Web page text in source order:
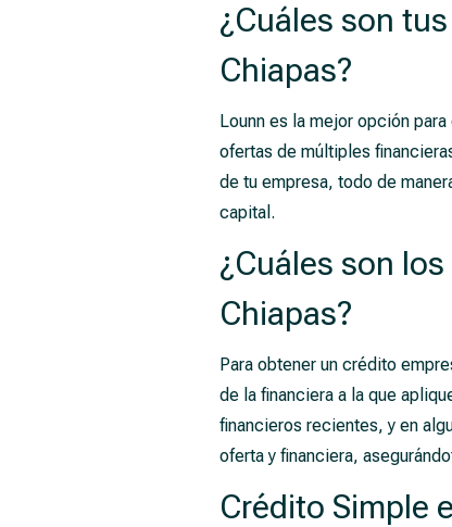
¿Cuáles son
Chiapas?
Lounn es la mejor opción
ofertas de múltiples
de tu empresa, todo de
capital.
¿Cuáles son
Chiapas?
Para obtener un crédito
de la financiera a la que
financieros recientes, y en
oferta y financiera,
Crédito Simple